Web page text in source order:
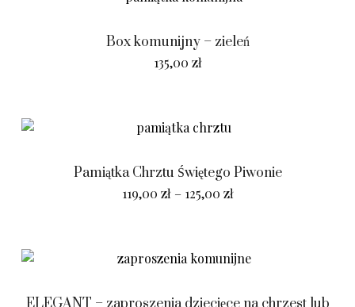
Box komunijny – zieleń
135,00 zł
Pamiątka Chrztu Świętego Piwonie
119,00 zł – 125,00 zł